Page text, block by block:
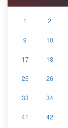
1 2
9 10
17 18
25 26
33 34
41 42